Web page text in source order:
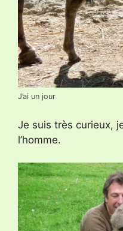
J’ai un jour
Je suis très curieux,
l’homme.